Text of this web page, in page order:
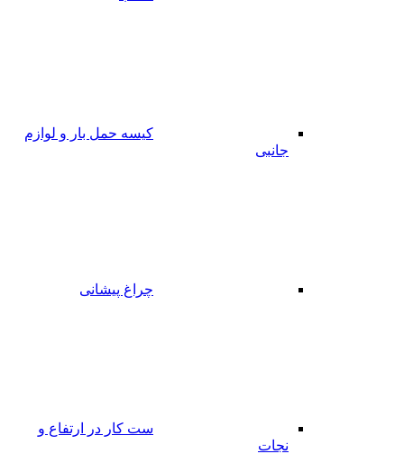
کیسه حمل بار و لوازم
جانبی
چراغ پیشانی
ست کار در ارتفاع و
نجات